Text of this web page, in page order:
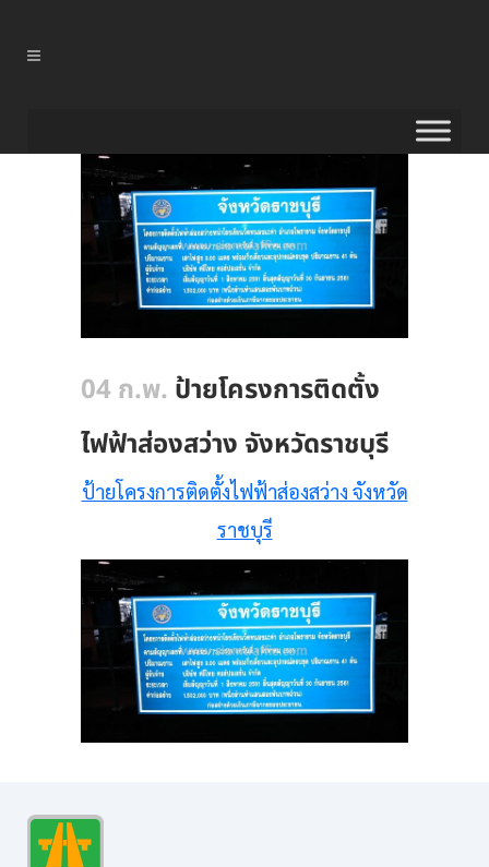
04 ก.พ. ป้ายโครงการติดตั้ง
ไฟฟ้าส่องสว่าง จังหวัดราชบุรี
ป้ายโครงการติดตั้งไฟฟ้าส่องสว่าง จังหวัด
ราชบุรี